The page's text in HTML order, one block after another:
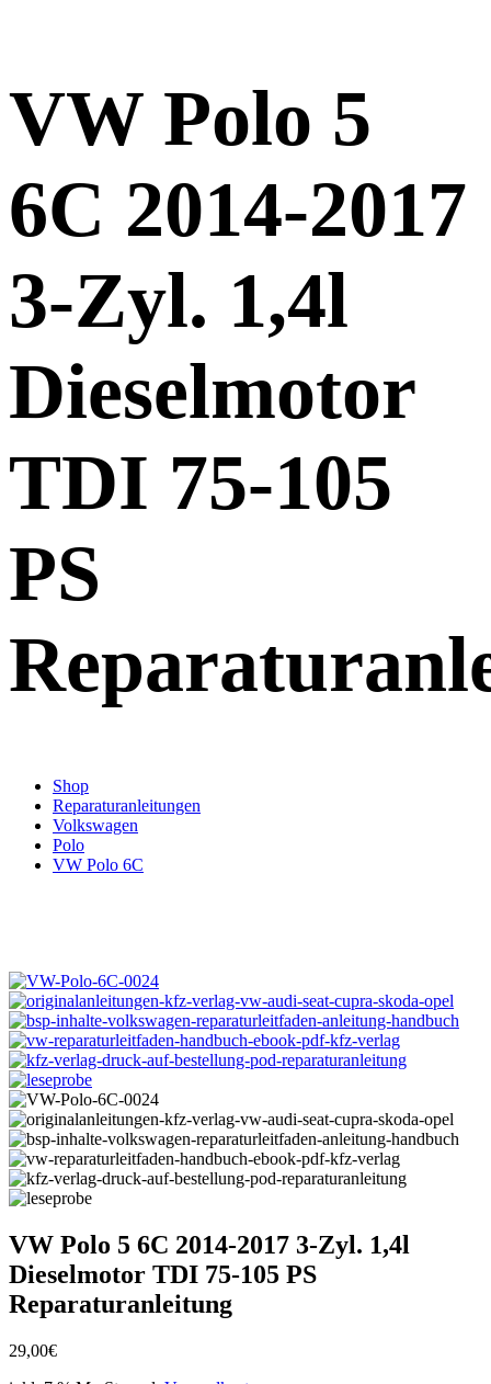
VW Polo 5
6C 2014-2017
3-Zyl. 1,4l
Dieselmotor
TDI 75-105
PS
Shop
Reparaturanleitungen
Volkswagen
Polo
VW Polo 6C
VW Polo 5 6C 2014-2017 3-Zyl. 1,4l
Dieselmotor TDI 75-105 PS
Reparaturanleitung
29,00€